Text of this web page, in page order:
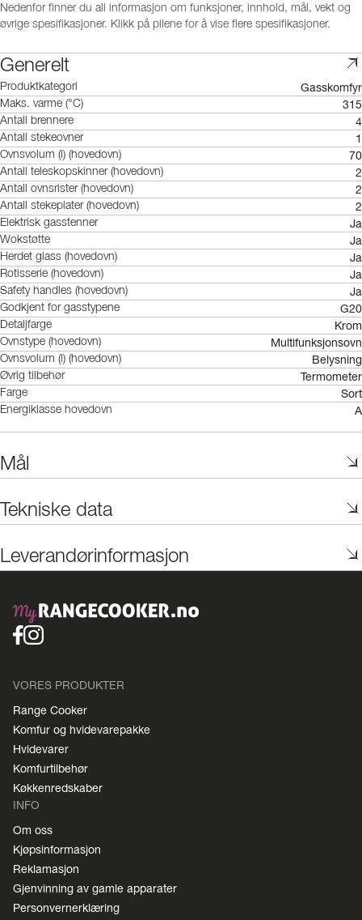
Nedenfor finner du all informasjon om funksjoner, innhold, mål, vekt og
øvrige spesifikasjoner. Klikk på pilene for å vise flere spesifikasjoner.
Generelt
Produktkategori Gasskomfyr
Maks. varme (°C) 315
Antall brennere 4
Antall stekeovner 1
Ovnsvolum (l) (hovedovn) 70
Antall teleskopskinner (hovedovn) 2
Antall ovnsrister (hovedovn) 2
Antall stekeplater (hovedovn) 2
Elektrisk gasstenner Ja
Wokstøtte Ja
Herdet glass (hovedovn) Ja
Rotisserie (hovedovn) Ja
Safety handles (hovedovn) Ja
Godkjent for gasstypene G20
Detaljfarge Krom
Ovnstype (hovedovn) Multifunksjonsovn
Ovnsvolum (l) (hovedovn) Belysning
Øvrig tilbehør Termometer
Farge Sort
Energiklasse hovedovn A
Mål
Tekniske data
Leverandørinformasjon
VORES PRODUKTER
Range Cooker
Komfur og hvidevarepakke
Hvidevarer
Komfurtilbehør
Køkkenredskaber
INFO
Om oss
Kjøpsinformasjon
Reklamasjon
Gjenvinning av gamle apparater
Personvernerklæring